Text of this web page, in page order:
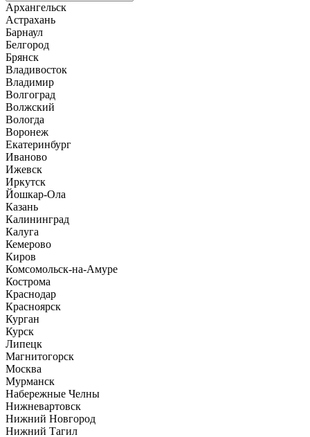
Архангельск
Астрахань
Барнаул
Белгород
Брянск
Владивосток
Владимир
Волгоград
Волжский
Вологда
Воронеж
Екатеринбург
Иваново
Ижевск
Иркутск
Йошкар-Ола
Казань
Калининград
Калуга
Кемерово
Киров
Комсомольск-на-Амуре
Кострома
Краснодар
Красноярск
Курган
Курск
Липецк
Магнитогорск
Москва
Мурманск
Набережные Челны
Нижневартовск
Нижний Новгород
Нижний Тагил